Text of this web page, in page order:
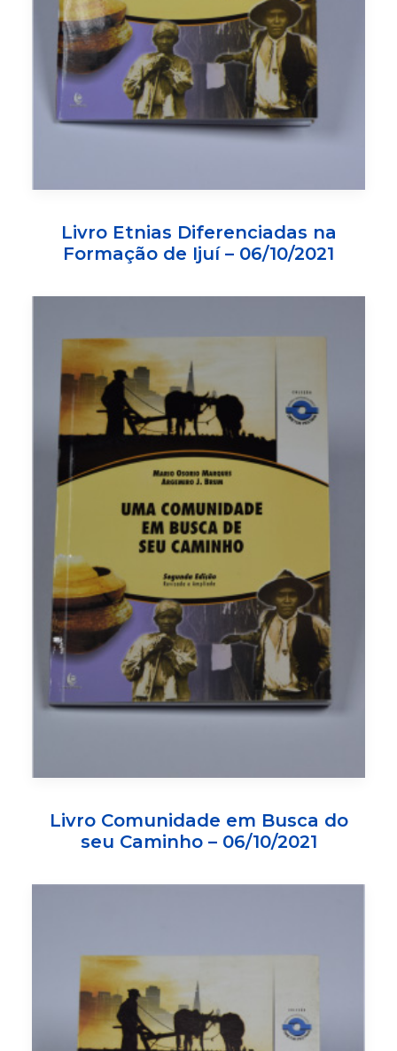
Livro Etnias Diferenciadas na
Formação de Ijuí – 06/10/2021
Livro Comunidade em Busca do
seu Caminho – 06/10/2021